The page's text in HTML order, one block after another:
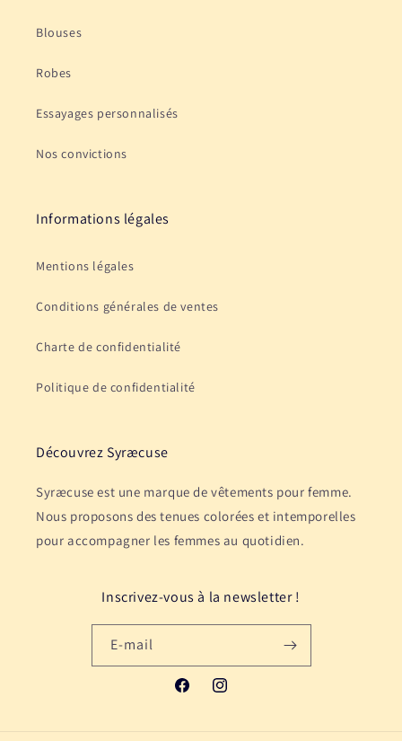
Blouses
Robes
Essayages personnalisés
Nos convictions
Informations légales
Mentions légales
Conditions générales de ventes
Charte de confidentialité
Politique de confidentialité
Découvrez Syræcuse
Syræcuse est une marque de vêtements pour femme.
Nous proposons des tenues colorées et intemporelles
pour accompagner les femmes au quotidien.
Inscrivez-vous à la newsletter !
E-mail
FacebookInstagram